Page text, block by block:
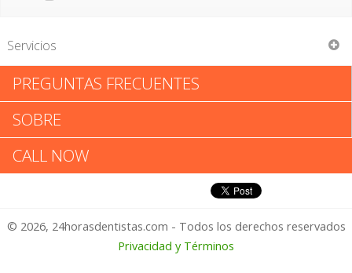
Servicios
David A Grossman
David A Grossman: Califica tu
Experiencia
1 – No Feliz
PREGUNTAS FRECUENTES
SOBRE
CALL NOW
© 2026, 24horasdentistas.com - Todos los derechos reservados
Privacidad y Términos